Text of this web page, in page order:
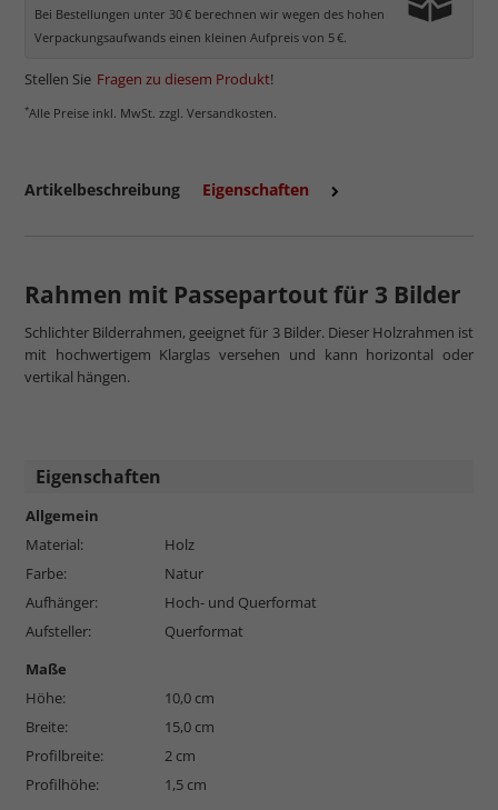
kommt. Für Bilder mit hellen Farben empfehlen wir Kunst- oder
Museumsglas.
mehr zum Normalglas
Bei Bestellungen unter 30 € berechnen wir wegen des hohen
Verpackungsaufwands einen kleinen Aufpreis von 5 €.
Stellen Sie Fragen zu diesem Produkt!
*Alle Preise inkl. MwSt. zzgl. Versandkosten.
Artikelbeschreibung Eigenschaften
Rahmen mit Passepartout für 3 Bilder
Schlichter Bilderrahmen, geeignet für 3 Bilder. Dieser Holzrahmen ist
mit hochwertigem Klarglas versehen und kann horizontal oder
vertikal hängen.
Eigenschaften
Allgemein
Material:
Holz
Farbe:
Natur
Aufhänger:
Hoch- und Querformat
Aufsteller:
Querformat
Maße
Höhe:
10,0 cm
Breite:
15,0 cm
Profilbreite:
2 cm
Profilhöhe:
1,5 cm